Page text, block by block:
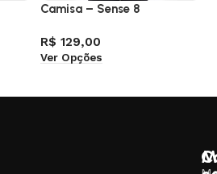
Camisa – Sense 8
R$ 129,00
Ver Opções